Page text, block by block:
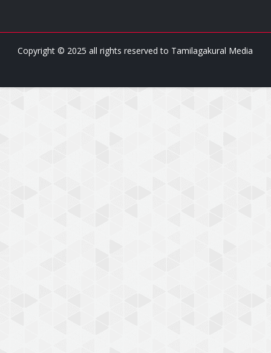
Copyright © 2025 all rights reserved to Tamilagakural Media